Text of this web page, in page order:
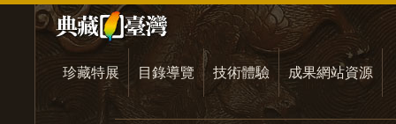
珍藏特展 目錄導覽 技術體驗 成果網站資源